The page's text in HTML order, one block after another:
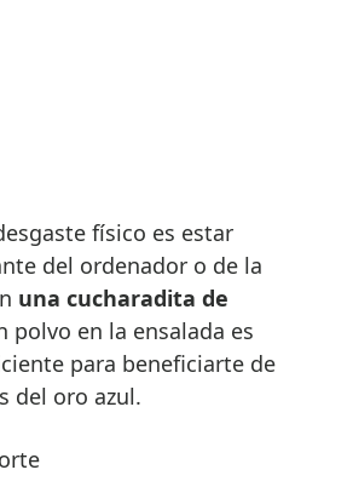
físico es estar
del ordenador o de la
una cucharadita de
polvo en la ensalada es
para beneficiarte de
del oro azul.